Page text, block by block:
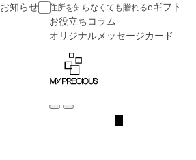
住所を知らなくても贈れるeギフト
お役立ちコラム
オリジナル メッセージカード
お知らせ